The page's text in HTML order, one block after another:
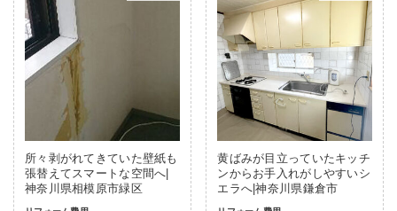
所々剥がれてきていた壁紙も
張替えてスマートな空間へ|
神奈川県相模原市緑区
黄ばみが目立っていたキッチ
ンからお手入れがしやすいシ
エラへ|神奈川県鎌倉市